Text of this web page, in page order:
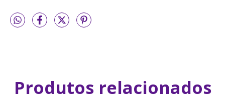
Produtos relacionados